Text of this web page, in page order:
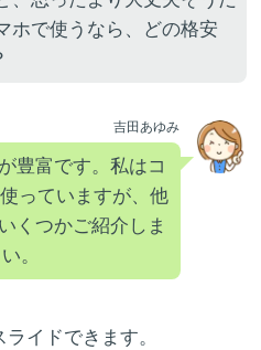
ホで使うなら、どの格安
吉田あゆみ
豊富です。私はコ
っていますが、他
くつかご紹介しま
。
イドできます。